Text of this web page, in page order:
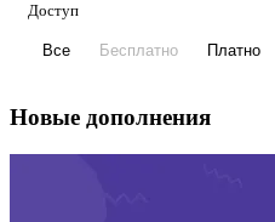
Доступ
Все Бесплатно Платно
Новые дополнения